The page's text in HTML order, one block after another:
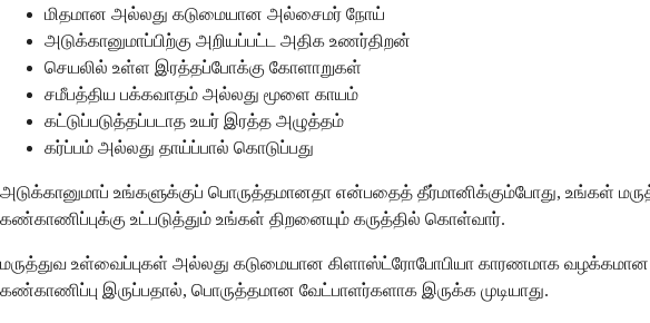
மிதமான அல்லது கடுமையான அல்சைமர் நோய்
அடுக்கானுமாப்பிற்கு அறியப்பட்ட அதிக உணர்திறன்
செயலில் உள்ள இரத்தப்போக்கு கோளாறுகள்
சமீபத்திய பக்கவாதம் அல்லது மூளை காயம்
கட்டுப்படுத்தப்படாத உயர் இரத்த அழுத்தம்
கர்ப்பம் அல்லது தாய்ப்பால் கொடுப்பது
அடுக்கானுமாப் உங்களுக்குப் பொருத்தமானதா என்பதைத் தீர்மானிக்கும்போது, உங்கள்
கண்காணிப்புக்கு உட்படுத்தும் உங்கள் திறனையும் கருத்தில் கொள்வார்.
மருத்துவ உள்வைப்புகள் அல்லது கடுமையான கிளாஸ்ட்ரோபோபியா காரணமாக வழக்கமான
கண்காணிப்பு இருப்பதால், பொருத்தமான வேட்பாளர்களாக இருக்க முடியாது.